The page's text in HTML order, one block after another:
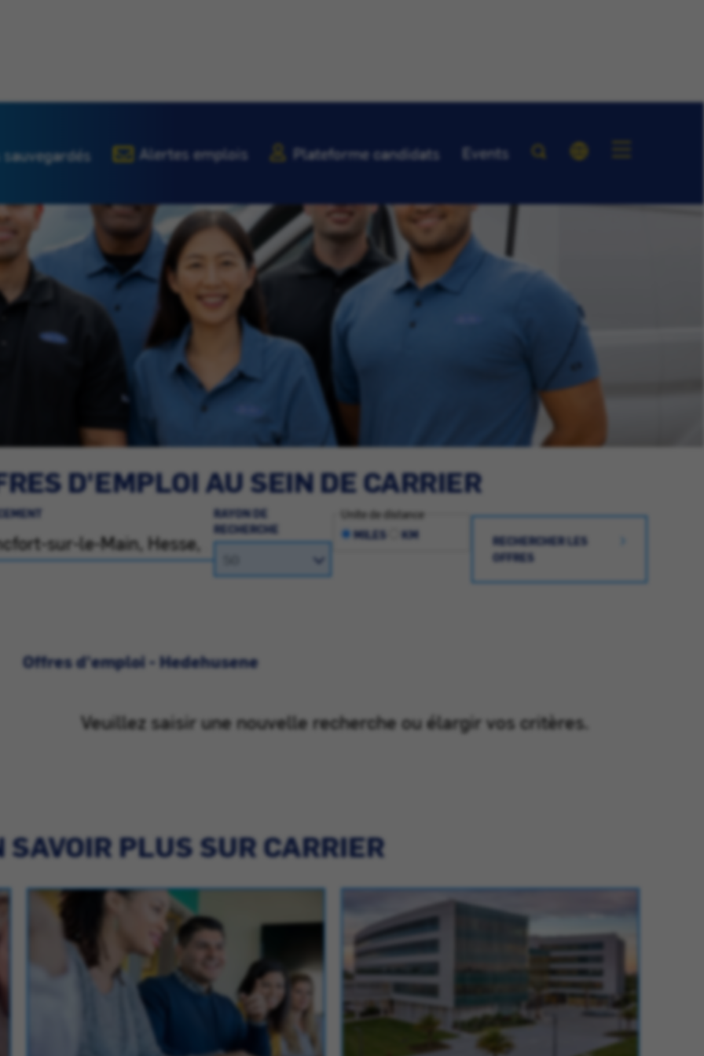
Alertes emplois Plateforme candidats Events
D'EMPLOI AU SEIN DE CARRIER
RAYON DE
RECHERCHE
Unite de distance
MILES
KM
RECHERCHER LES
OFFRES
Offres d'emploi - Hedehusene
Veuillez saisir une nouvelle recherche ou élargir vos critères.
SAVOIR PLUS SUR CARRIER